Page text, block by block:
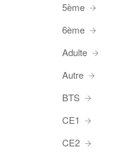
5ème
6ème
Adulte
Autre
BTS
CE1
CE2